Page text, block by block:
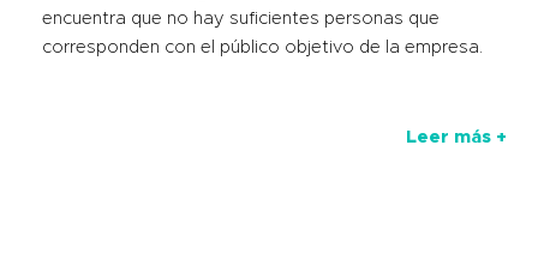
encuentra que no hay suficientes personas que
corresponden con el público objetivo de la empresa.
Leer más +